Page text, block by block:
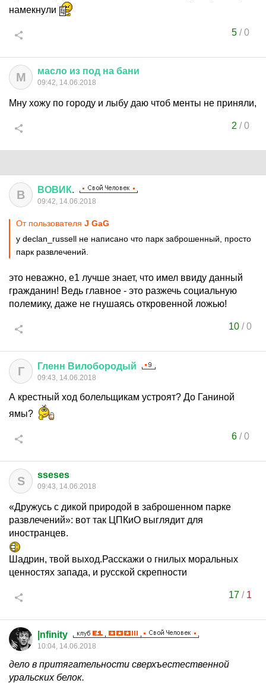
намекнули
5/0
М масло из под на бани
09:42, 14.06.2018
Мну хожу по городу и лыбу даю чтоб менты не приняли,
2 /0
В ВОВИК.
09:42, 14.06.2018
От пользователя J GaG
у declan_russell не написано что парк заброшенный, просто
парк развлечений.
это неважно, е1 лучше знает, что имел ввиду данный
гражданин! Ведь главное - это разжечь социальную
полемику, даже не гнушаясь откровенной ложью!
10 /0
Г Гленн Вилобородый
09:43, 14.06.2018
А крестный ход болельщикам устроят? До Ганиной
ямы?
6/0
S sseses
09:43, 14.06.2018
«Дружусь с дикой природой в заброшенном парке
развлечений»: вот так ЦПКиО выглядит для
иностранцев.
Шадрин, твой выход.Расскажи о гнилых моральных
ценностях запада, и русской скрепности
17 / 1
|nfinity
10:04, 14.06.2018
дело в притягательности сверхъестественной
уральских белок.